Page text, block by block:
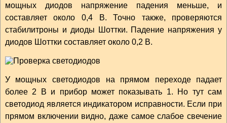
мощных диодов напряжение падения меньше, и
составляет около 0,4 В. Точно также, проверяются
стабилитроны и диоды Шоттки. Падение напряжения у
диодов Шоттки составляет около 0,2 В.
У мощных светодиодов на прямом переходе падает
более 2 В и прибор может показывать 1. Но тут сам
светодиод является индикатором исправности. Если при
прямом включении видно, даже самое слабое свечение